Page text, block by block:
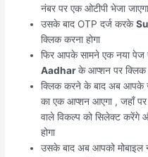
नंबर पर एक ओटीपी भेजा
उसके बाद OTP दर्ज करके
क्लिक करना होगा
फिर आपके सामने एक नया
Aadharके आप्शन पर क्लिक
क्लिक करने के बाद अब आपके
का एक आप्शन आएगा , जहाँ
वाले विकल्प को सिलेक्ट करेंगे
होगा
उसके बाद अब आपको मोबाइल